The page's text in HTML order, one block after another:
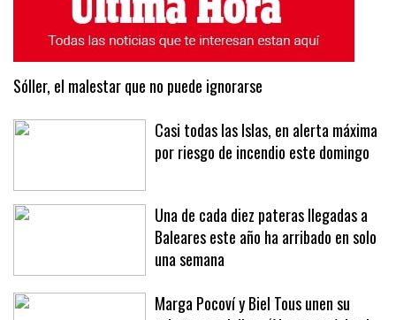
Sóller, el malestar que no puede ignorarse
Casi todas las Islas, en alerta máxima
Una de cada diez pateras llegadas a
Baleares este año ha arribado en solo
una semana